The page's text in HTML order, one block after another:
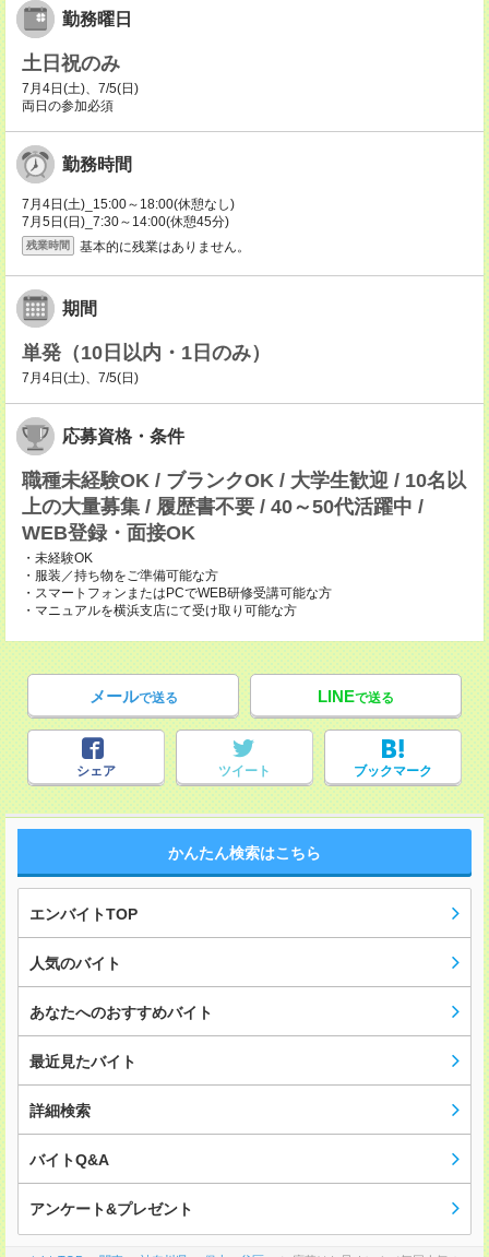
勤務曜日
土日祝のみ
7月4日(土)、7/5(日)
両日の参加必須
勤務時間
7月4日(土)_15:00～18:00(休憩なし)
7月5日(日)_7:30～14:00(休憩45分)
残業時間 基本的に残業はありません。
期間
単発（10日以内・1日のみ）
7月4日(土)、7/5(日)
応募資格・条件
職種未経験OK / ブランクOK / 大学生歓迎 / 10名以
上の大量募集 / 履歴書不要 / 40～50代活躍中 /
WEB登録・面接OK
・未経験OK
・服装／持ち物をご準備可能な方
・スマートフォンまたはPCでWEB研修受講可能な方
・マニュアルを横浜支店にて受け取り可能な方
メールで送る LINEで送る
シェア ツイート ブックマーク
かんたん検索はこちら
エンバイトTOP
人気のバイト
あなたへのおすすめバイト
最近見たバイト
詳細検索
バイトQ&A
アンケート&プレゼント